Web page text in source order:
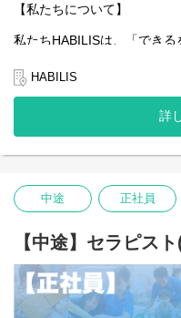
【私たちについて】
私たちHABILISは、「でき
全国的に約5％しかない、重
行っている企業です。
私たちは子どもたちやご家
いくことはもちろんのこと
る」も同じように大切にし
可能性を一緒につくってい
あなたの「できる」が、
しています。
HABILIS
詳
中途 正社員
【中途】セラピス